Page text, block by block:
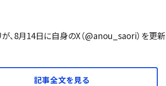
、8月14日に自身のX（@anou_saori）を更新
記事全文を見る